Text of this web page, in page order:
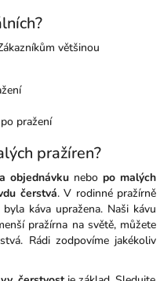
většinou
pražení
pražíren?
objednávku nebo po malých
čerstvá. V rodinné pražírně
káva upražena. Naši kávu
pražírna na světě, můžete
Rádi zodpovíme jakékoliv